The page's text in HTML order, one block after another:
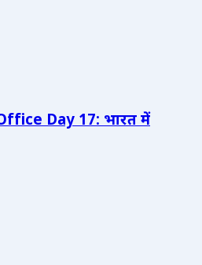
Day 17: भारत में